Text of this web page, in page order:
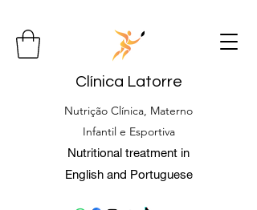
Clínica Latorre
Nutrição Clínica, Materno
Infantil e Esportiva
Nutritional treatment in
English and Portuguese